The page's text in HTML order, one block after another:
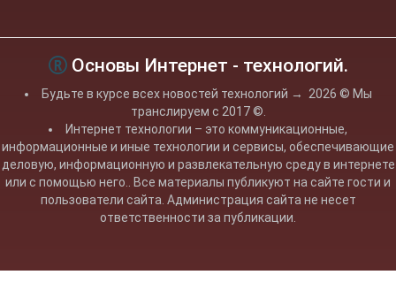
Основы Интернет - технологий.
Будьте в курсе всех новостей технологий → 2026 © Мы
транслируем с 2017 ©.
Интернет технологии – это коммуникационные,
информационные и иные технологии и сервисы, обеспечивающие
деловую, информационную и развлекательную среду в интернете
или с помощью него.. Все материалы публикуют на сайте гости и
пользователи сайта. Администрация сайта не несет
ответственности за публикации.